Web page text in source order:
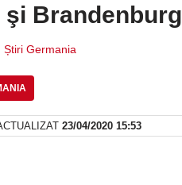
şi Brandenburg
Știri Germania
23/04/2020 15:53